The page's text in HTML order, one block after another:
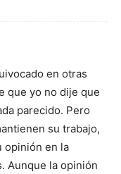
en otras
que yo no dije que
parecido. Pero
su trabajo,
opinión en la
Aunque la opinión